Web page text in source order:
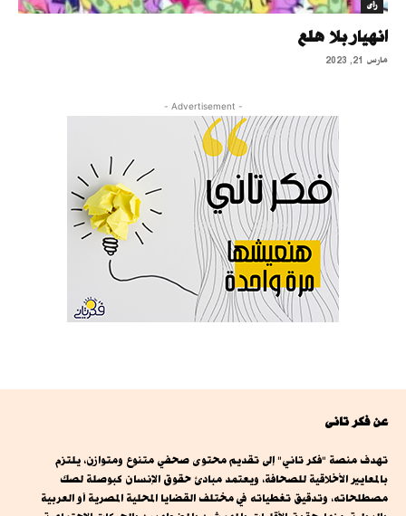
رأى
انهيار بلا هلع
مارس 21, 2023
- Advertisement -
عن فكر تانى
تهدف منصة "فكر تاني" إلى تقديم محتوى صحفي متنوع ومتوازن، يلتزم
بالمعايير الأخلاقية للصحافة، ويعتمد مبادئ حقوق الإنسان كبوصلة لصك
مصطلحاته، وتدقيق تغطياته في مختلف القضايا المحلية المصرية أو العربية